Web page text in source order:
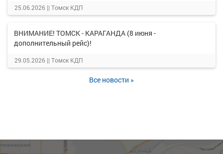
25.06.2026 || Томск КДП
ВНИМАНИЕ! ТОМСК - КАРАГАНДА (8 июня -
дополнительный рейс)!
29.05.2026 || Томск КДП
Все новости »